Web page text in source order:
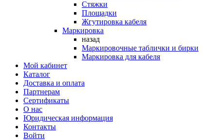
Стяжки
Площадки
Жгутировка кабеля
Маркировка
назад
Маркировочные таблички и бирки
Маркировка для кабеля
Мой кабинет
Каталог
Доставка и оплата
Партнерам
Сертификаты
О нас
Юридическая информация
Контакты
Войти